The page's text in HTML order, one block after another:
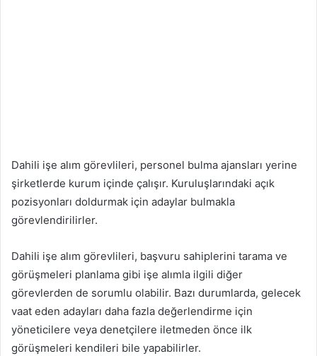
Dahili işe alım görevlileri, personel bulma ajansları yerine
şirketlerde kurum içinde çalışır. Kuruluşlarındaki açık
pozisyonları doldurmak için adaylar bulmakla
görevlendirilirler.
Dahili işe alım görevlileri, başvuru sahiplerini tarama ve
görüşmeleri planlama gibi işe alımla ilgili diğer
görevlerden de sorumlu olabilir. Bazı durumlarda, gelecek
vaat eden adayları daha fazla değerlendirme için
yöneticilere veya denetçilere iletmeden önce ilk
görüşmeleri kendileri bile yapabilirler.